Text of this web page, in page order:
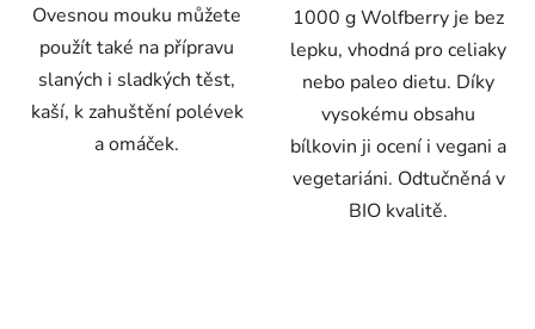
Ovesnou mouku můžete
použít také na přípravu
slaných i sladkých těst,
kaší, k zahuštění polévek
a omáček.
1000 g Wolfberry je bez
lepku, vhodná pro celiaky
nebo paleo dietu. Díky
vysokému obsahu
bílkovin ji ocení i vegani a
vegetariáni. Odtučněná v
BIO kvalitě.